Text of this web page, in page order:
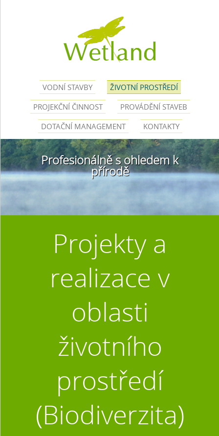
VODNÍ STAVBY
ŽIVOTNÍ PROSTŘEDÍ
PROJEKČNÍ ČINNOST
PROVÁDĚNÍ STAVEB
DOTAČNÍ MANAGEMENT
KONTAKTY
Profesionálně s ohledem k
přírodě
Projekty a
realizace v
oblasti
životního
prostředí
(Biodiverzita)